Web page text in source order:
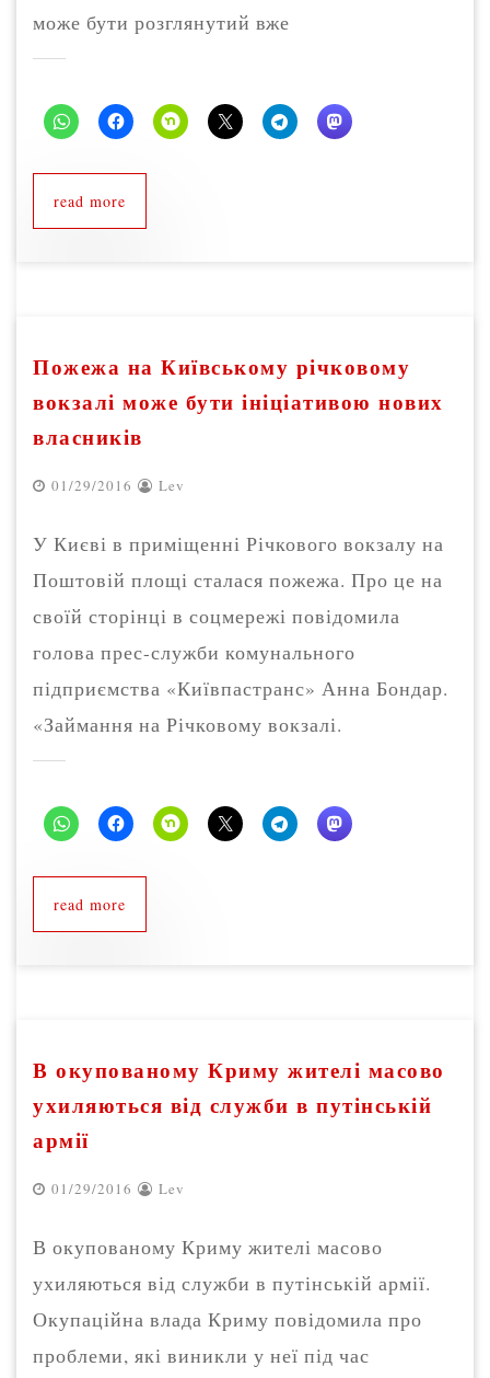
може бути розглянутий вже
read more
Пожежа на Київському річковому
вокзалі може бути ініціативою нових
власників
01/29/2016 Lev
У Києві в приміщенні Річкового вокзалу на
Поштовій площі сталася пожежа. Про це на
своїй сторінці в соцмережі повідомила
голова прес-служби комунального
підприємства «Київпастранс» Анна Бондар.
«Займання на Річковому вокзалі.
read more
В окупованому Криму жителі масово
ухиляються від служби в путінській
армії
01/29/2016 Lev
В окупованому Криму жителі масово
ухиляються від служби в путінській армії.
Окупаційна влада Криму повідомила про
проблеми, які виникли у неї під час